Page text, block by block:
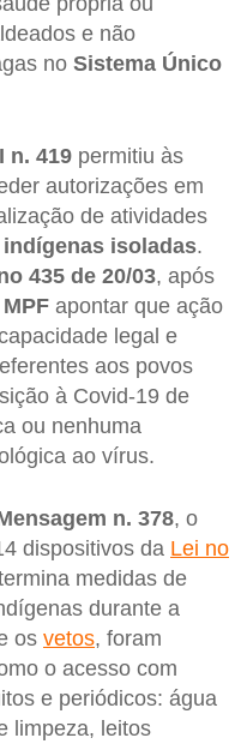
e não
no Sistema Único
n. 419 permitiu às
autorizações em
de atividades
isoladas.
435 de 20/03, após
apontar que ação
legal e
aos povos
à Covid-19 de
ou nenhuma
ao vírus.
n. 378, o
dispositivos da Lei no
medidas de
durante a
os vetos, foram
o acesso com
e periódicos: água
limpeza, leitos